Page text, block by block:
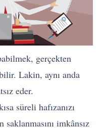
gerçekten
Lakin, aynı anda
eder.
süreli hafızanızı
imkânsız